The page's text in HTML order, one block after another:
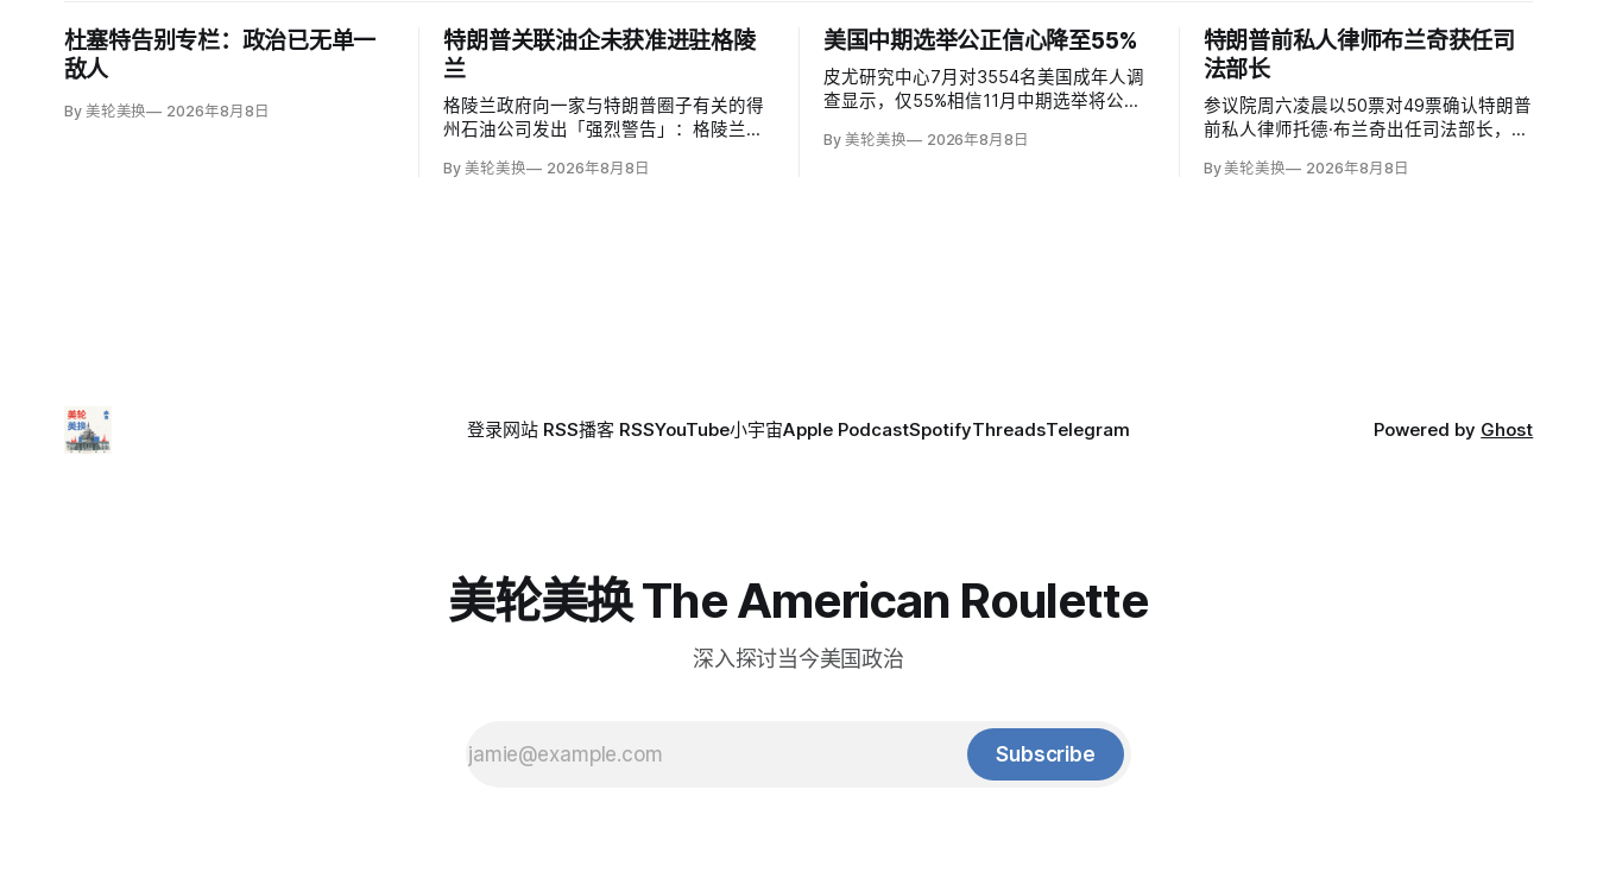
杜塞特告别专栏：政治已无单一
敌人
By 美轮美换 2026年8月8日
特朗普关联油企未获准进驻格陵
兰
格陵兰政府向一家与特朗普圈子有关的得
州石油公司发出「强烈警告」：格陵兰能
便把勘探设备运抵东海岸詹姆森地。该公
By 美轮美换 2026年8月8日
美国中期选举公正信心降至55%
皮尤研究中心7月对3554名美国成年人调
查显示，仅55%相信11月中期选举将公平
64%和2020年的59%。与过去明显党派分
By 美轮美换 2026年8月8日
特朗普前私人律师布兰奇获任司
法部长
参议院周六凌晨以50票对49票确认特朗普
前私人律师托德·布兰奇出任司法部长，将
席的民主党参议员反对，共和党人丽莎·穆
By 美轮美换 2026年8月8日
登录网站 RSS播客 RSSYouTube小宇宙Apple PodcastSpotifyThreadsTelegram Powered by Ghost
美轮美换 The American Roulette
深入探讨当今美国政治
Subscribe